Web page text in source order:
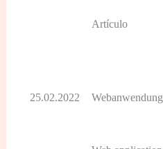
Artículo
25.02.2022 Webanwendung